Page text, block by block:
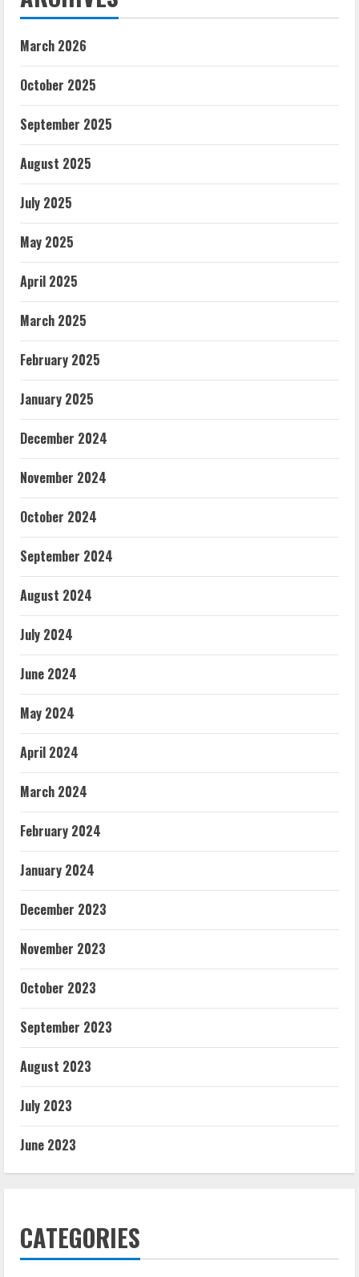
March 2026
October 2025
September 2025
August 2025
July 2025
May 2025
April 2025
March 2025
February 2025
January 2025
December 2024
November 2024
October 2024
September 2024
August 2024
July 2024
June 2024
May 2024
April 2024
March 2024
February 2024
January 2024
December 2023
November 2023
October 2023
September 2023
August 2023
July 2023
June 2023
CATEGORIES